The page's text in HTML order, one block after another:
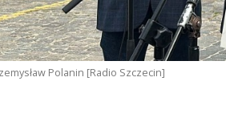
Polanin [Radio Szczecin]